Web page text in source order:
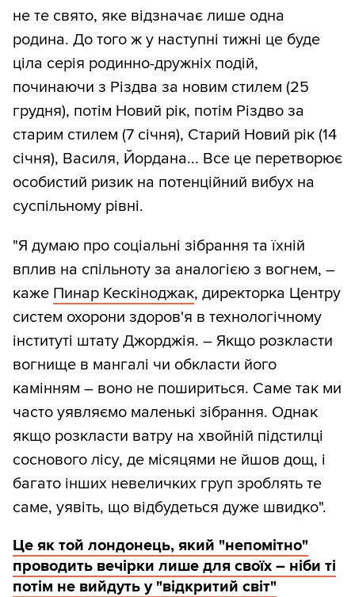
не те свято, яке відзначає лише одна
родина. До того ж у наступні тижні це буде
ціла серія родинно-дружніх подій,
починаючи з Різдва за новим стилем (25
грудня), потім Новий рік, потім Різдво за
старим стилем (7 січня), Старий Новий рік (14
січня), Василя, Йордана... Все це перетворює
особистий ризик на потенційний вибух на
суспільному рівні.
"Я думаю про соціальні зібрання та їхній
вплив на спільноту за аналогією з вогнем, –
каже Пинар Кескіноджак, директорка Центру
систем охорони здоров'я в технологічному
інституті штату Джорджія. – Якщо розкласти
вогнище в мангалі чи обкласти його
камінням – воно не пошириться. Саме так ми
часто уявляємо маленькі зібрання. Однак
якщо розкласти ватру на хвойній підстилці
соснового лісу, де місяцями не йшов дощ, і
багато інших невеличких груп зроблять те
саме, уявіть, що відбудеться дуже швидко".
Це як той лондонець, який "непомітно"
проводить вечірки лише для своїх – ніби ті
потім не вийдуть у "відкритий світ"